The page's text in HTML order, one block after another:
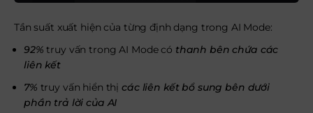
Tần suất xuất hiện của từng định dạng trong AI Mode:
92% truy vấn trong AI Mode có thanh bên chứa các
liên kết
7% truy vấn hiển thịcác liên kết bổ sung bên dưới
phần trả lời của AI